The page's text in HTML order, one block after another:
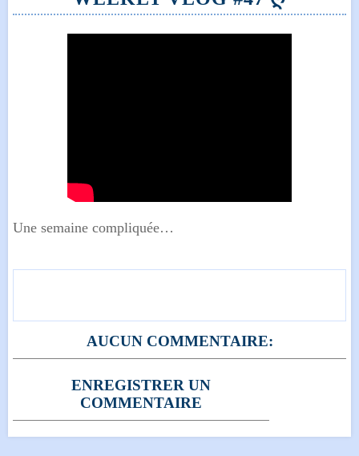
Une semaine compliquée…
AUCUN COMMENTAIRE:
ENREGISTRER UN
COMMENTAIRE